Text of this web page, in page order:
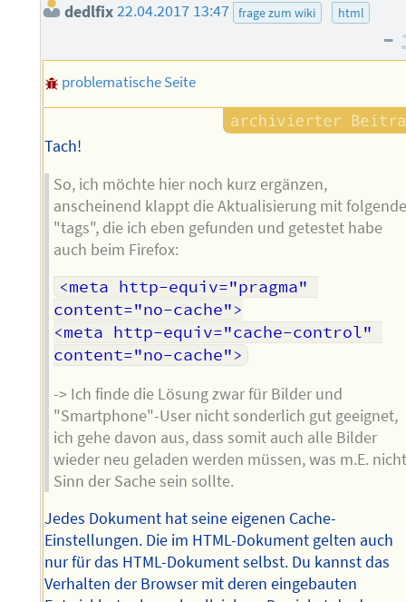
dedlfix22.04.2017 13:47 frage zum wiki html
–
problematische Seite
Tach!
So, ich möchte hier noch kurz ergänzen,
anscheinend klappt die Aktualisierung mit
"tags", die ich eben gefunden und getestet habe
auch beim Firefox:
<meta http-equiv="pragma"
content="no-cache">
<meta http-equiv="cache-control"
-> Ich finde die Lösung zwar für Bilder und
"Smartphone"-User nicht sonderlich gut geeignet,
ich gehe davon aus, dass somit auch alle Bilder
wieder neu geladen werden müssen, was m.E.
Sinn der Sache sein sollte.
Jedes Dokument hat seine eigenen Cache-
Einstellungen. Die im HTML-Dokument gelten auch
nur für das HTML-Dokument selbst. Du kannst das
Verhalten der Browser mit deren eingebauten